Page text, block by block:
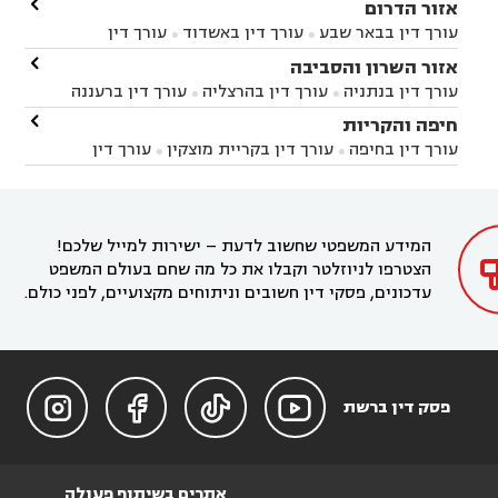
אזור הדרום
עורך דין בבאר שבע  עורך דין באשדוד 
עורך דין
באשקלון
עורך דין בבאר טוביה עורך דין בגן יבנה
עורך דין בניר הבנים עורך דין בערד
זיקים
עורך דין בנתיבות עורך דין בקרית מלאכי

אזור השרון והסביבה
עורך דין בנתניה  עורך דין בהרצליה  עורך דין ברעננה
עורך דין בחדרה עורך דין בכפר סבא
עורך דין בהוד
השרון
עורך דין באבן יהודה
עורך דין בחריש  עורך דין בקיסריה  עורך דין בקדימה

חיפה והקריות
עורך דין בחיפה  עורך דין בקריית מוצקין 
עורך דין
בקרית מוצקין
עורך דין בקריית אתא
עורך דין

המידע המשפטי שחשוב לדעת – ישירות למייל שלכם!
הצטרפו לניוזלטר וקבלו את כל מה שחם בעולם המשפט
עדכונים, פסקי דין חשובים וניתוחים מקצועיים, לפני כולם.
פסק דין ברשת 


